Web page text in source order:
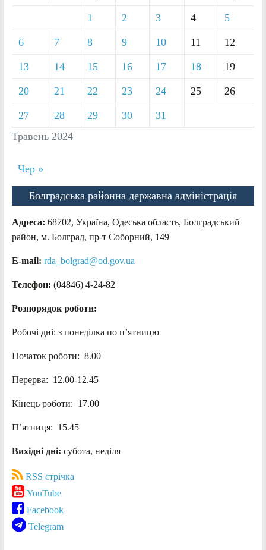
Травень 2024
1 2 3 4 5
6 7 8 9 10 11 12
13 14 15 16 17 18 19
20 21 22 23 24 25 26
27 28 29 30 31
Чер »
Болградська районна державна адміністрація
Адреса: 68702, Україна, Одеська область, Болградський
район, м. Болград, пр-т Соборний, 149
E-mail: rda_bolgrad@od.gov.ua
Телефон: (04846) 4-24-82
Розпорядок роботи:
Робочі дні: з понеділка по п’ятницю
Початок роботи: 8.00
Перерва: 12.00-12.45
Кінець роботи: 17.00
П’ятниця: 15.45
Вихідні дні: субота, неділя
RSS стрічка
YouTube
Facebook
Telegram